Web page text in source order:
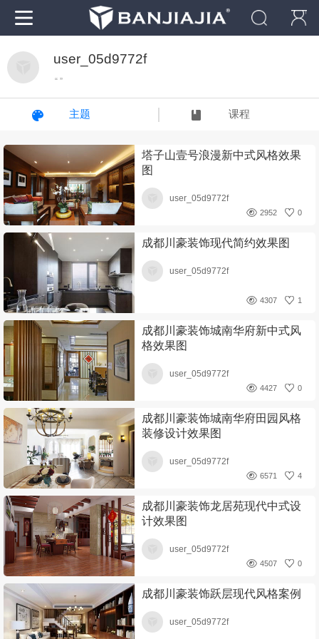
user_05d9772f
“ ”
主题 课程
塔子山壹号浪漫新中式风格效果
图
user_05d9772f
0
2952
成都川豪装饰现代简约效果图
user_05d9772f
1
4307
成都川豪装饰城南华府新中式风
格效果图
user_05d9772f
0
4427
成都川豪装饰城南华府田园风格
装修设计效果图
user_05d9772f
4
6571
成都川豪装饰龙居苑现代中式设
计效果图
user_05d9772f
0
4507
成都川豪装饰跃层现代风格案例
user_05d9772f